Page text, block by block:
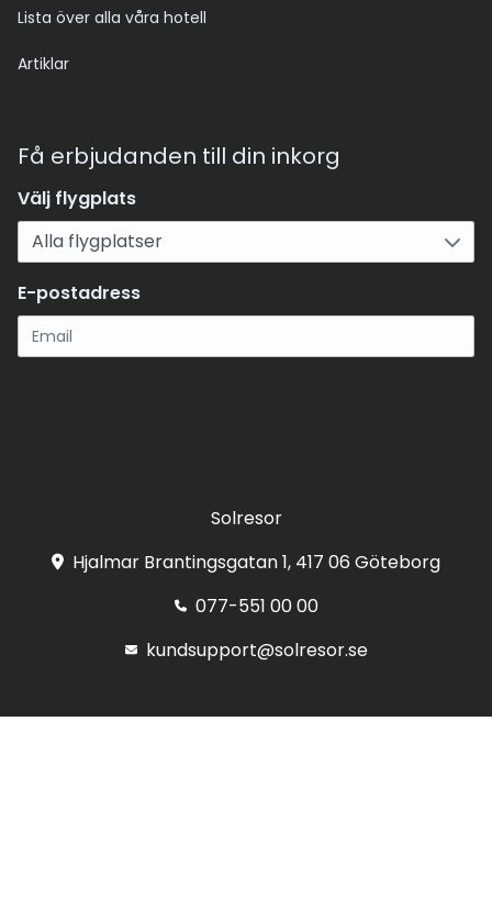
Lista över alla våra hotell
Artiklar
Få erbjudanden till din inkorg
Välj flygplats
E-postadress
Solresor
Hjalmar Brantingsgatan 1, 417 06 Göteborg
077-551 00 00
kundsupport@solresor.se